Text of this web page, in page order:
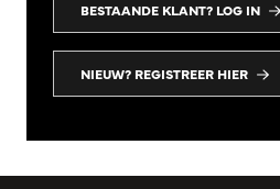
BESTAANDE KLANT? LOG IN
NIEUW? REGISTREER HIER